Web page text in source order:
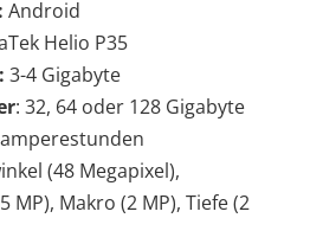
Android
Helio P35
3-4 Gigabyte
: 32, 64 oder 128 Gigabyte
(48 Megapixel),
MP), Makro (2 MP), Tiefe (2